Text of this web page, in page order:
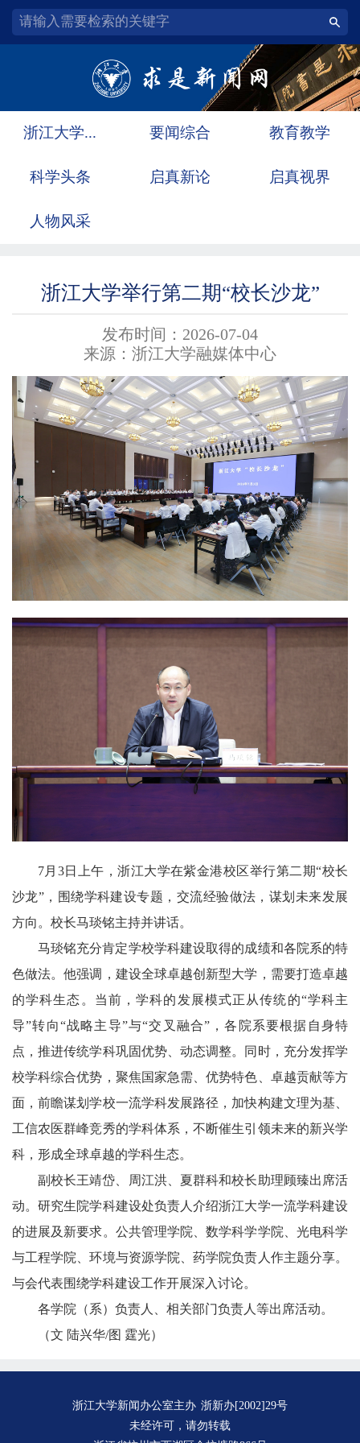
浙江大学... 要闻综合 教育教学
科学头条 启真新论 启真视界
人物风采
浙江大学举行第二期“校长沙龙”
发布时间：2026-07-04
来源：浙江大学融媒体中心
7月3日上午，浙江大学在紫金港校区举行第二期“校长
沙龙”，围绕学科建设专题，交流经验做法，谋划未来发展
方向。校长马琰铭主持并讲话。
马琰铭充分肯定学校学科建设取得的成绩和各院系的特
色做法。他强调，建设全球卓越创新型大学，需要打造卓越
的学科生态。当前，学科的发展模式正从传统的“学科主
导”转向“战略主导”与“交叉融合”，各院系要根据自身特
点，推进传统学科巩固优势、动态调整。同时，充分发挥学
校学科综合优势，聚焦国家急需、优势特色、卓越贡献等方
面，前瞻谋划学校一流学科发展路径，加快构建文理为基、
工信农医群峰竞秀的学科体系，不断催生引领未来的新兴学
科，形成全球卓越的学科生态。
副校长王靖岱、周江洪、夏群科和校长助理顾臻出席活
动。研究生院学科建设处负责人介绍浙江大学一流学科建设
的进展及新要求。公共管理学院、数学科学学院、光电科学
与工程学院、环境与资源学院、药学院负责人作主题分享。
与会代表围绕学科建设工作开展深入讨论。
各学院（系）负责人、相关部门负责人等出席活动。
（文 陆兴华/图 霆光）
浙江大学新闻办公室主办 浙新办[2002]29号
未经许可，请勿转载